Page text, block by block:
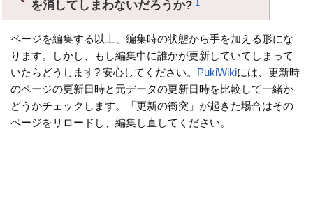
を消してしまわないだろうか?†
ページを編集する以上、編集時の状態から手を加える形にな
ります。しかし、もし編集中に誰かが更新していてしまって
いたらどうします? 安心してください。 PukiWikiには、更新時
のページの更新日時と元データの更新日時を比較して一緒か
どうかチェックします。「更新の衝突」が起きた場合はその
ページをリロードし、編集し直してください。